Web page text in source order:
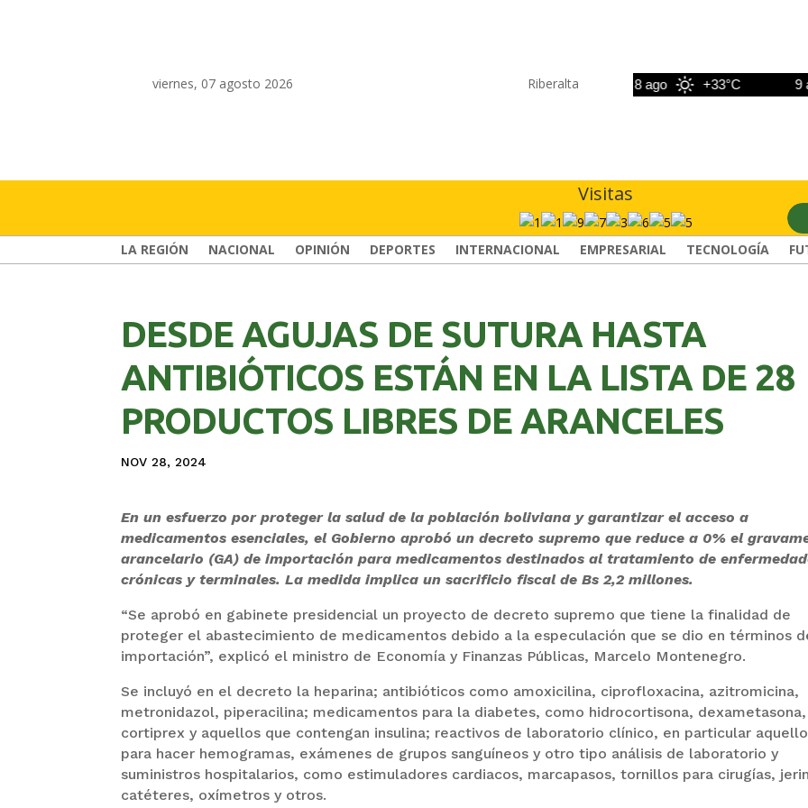
viernes, 07 agosto 2026 Riberalta
+33°C 8 ago +33°C 9 ago
Visitas
LA REGIÓN NACIONAL OPINIÓN DEPORTES INTERNACIONAL EMPRESARIAL TECNOLOGÍA
DESDE AGUJAS DE SUTURA HASTA
ANTIBIÓTICOS ESTÁN EN LA LISTA DE 28
PRODUCTOS LIBRES DE ARANCELES
NOV 28, 2024
En un esfuerzo por proteger la salud de la población boliviana y garantizar el acceso a
medicamentos esenciales, el Gobierno aprobó un decreto supremo que reduce a 0% el
arancelario (GA) de importación para medicamentos destinados al tratamiento de
crónicas y terminales. La medida implica un sacrificio fiscal de Bs 2,2 millones.
“Se aprobó en gabinete presidencial un proyecto de decreto supremo que tiene la finalidad de
proteger el abastecimiento de medicamentos debido a la especulación que se dio en términos
importación”, explicó el ministro de Economía y Finanzas Públicas, Marcelo Montenegro.
Se incluyó en el decreto la heparina; antibióticos como amoxicilina, ciprofloxacina, azitromicina,
metronidazol, piperacilina; medicamentos para la diabetes, como hidrocortisona, dexametasona,
cortiprex y aquellos que contengan insulina; reactivos de laboratorio clínico, en particular
para hacer hemogramas, exámenes de grupos sanguíneos y otro tipo análisis de laboratorio y
suministros hospitalarios, como estimuladores cardiacos, marcapasos, tornillos para cirugías,
catéteres, oxímetros y otros.